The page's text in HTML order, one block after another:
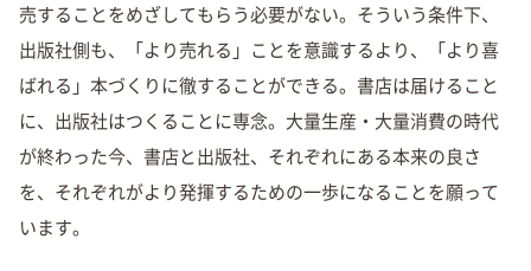
売することをめざしてもらう必要がない。そういう条件下、
出版社側も、「より売れる」ことを意識するより、「より喜
ばれる」本づくりに徹することができる。書店は届けること
に、出版社はつくることに専念。大量生産・大量消費の時代
が終わった今、書店と出版社、それぞれにある本来の良さ
を、それぞれがより発揮するための一歩になることを願って
います。